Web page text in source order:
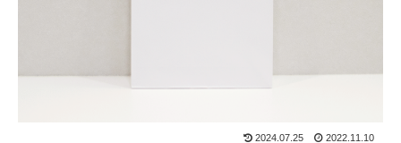
2024.07.25 2022.11.10